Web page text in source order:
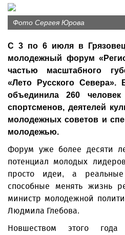
Фото Сергея Юрова
С 3 по 6 июля в
молодежный форум
частью масштабного
«Лето Русского
объединила 260
спортсменов, деятелей
молодежных советов и
молодежью.
Форум уже более десяти
потенциал молодых
просто идеи, а
способные менять жизнь
министр молодежной
Людмила Глебова.
Новшеством этого